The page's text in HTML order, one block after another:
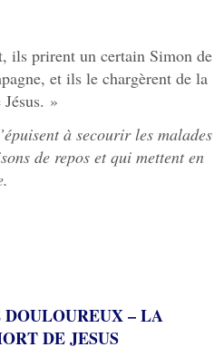
ils prirent un certain Simon de
et ils le chargèrent de la
»
à secourir les malades
de repos et qui mettent en
– LA
DE JESUS